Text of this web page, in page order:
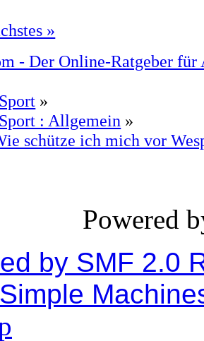
»
- Der Online-Ratgeber für
»
: Allgemein »
schütze ich mich vor
Powered
by SMF 2.0